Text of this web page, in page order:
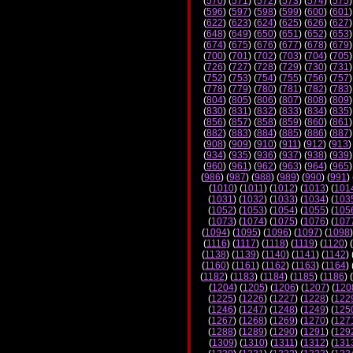
(596) (597) (598) (599) (600) (601
(622) (623) (624) (625) (626) (627
(648) (649) (650) (651) (652) (653
(674) (675) (676) (677) (678) (679
(700) (701) (702) (703) (704) (705
(726) (727) (728) (729) (730) (731
(752) (753) (754) (755) (756) (757
(778) (779) (780) (781) (782) (783
(804) (805) (806) (807) (808) (809
(830) (831) (832) (833) (834) (835
(856) (857) (858) (859) (860) (861
(882) (883) (884) (885) (886) (887
(908) (909) (910) (911) (912) (913)
(934) (935) (936) (937) (938) (939
(960) (961) (962) (963) (964) (965
(986) (987) (988) (989) (990) (991)
(1010) (1011) (1012) (1013) (
(1031) (1032) (1033) (1034) (
(1052) (1053) (1054) (1055) (
(1073) (1074) (1075) (1076) (
(1094) (1095) (1096) (1097) (1098
(1116) (1117) (1118) (1119) (1120) (
(1138) (1139) (1140) (1141) (1142)
(1160) (1161) (1162) (1163) (1164)
(1182) (1183) (1184) (1185) (1186) (
(1204) (1205) (1206) (1207) (
(1225) (1226) (1227) (1228) (
(1246) (1247) (1248) (1249) (
(1267) (1268) (1269) (1270) (
(1288) (1289) (1290) (1291) (
(1309) (1310) (1311) (1312) (